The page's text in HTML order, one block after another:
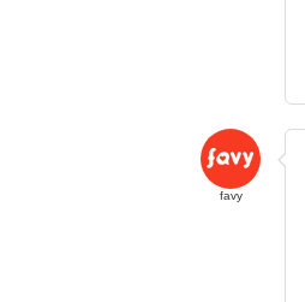
favy